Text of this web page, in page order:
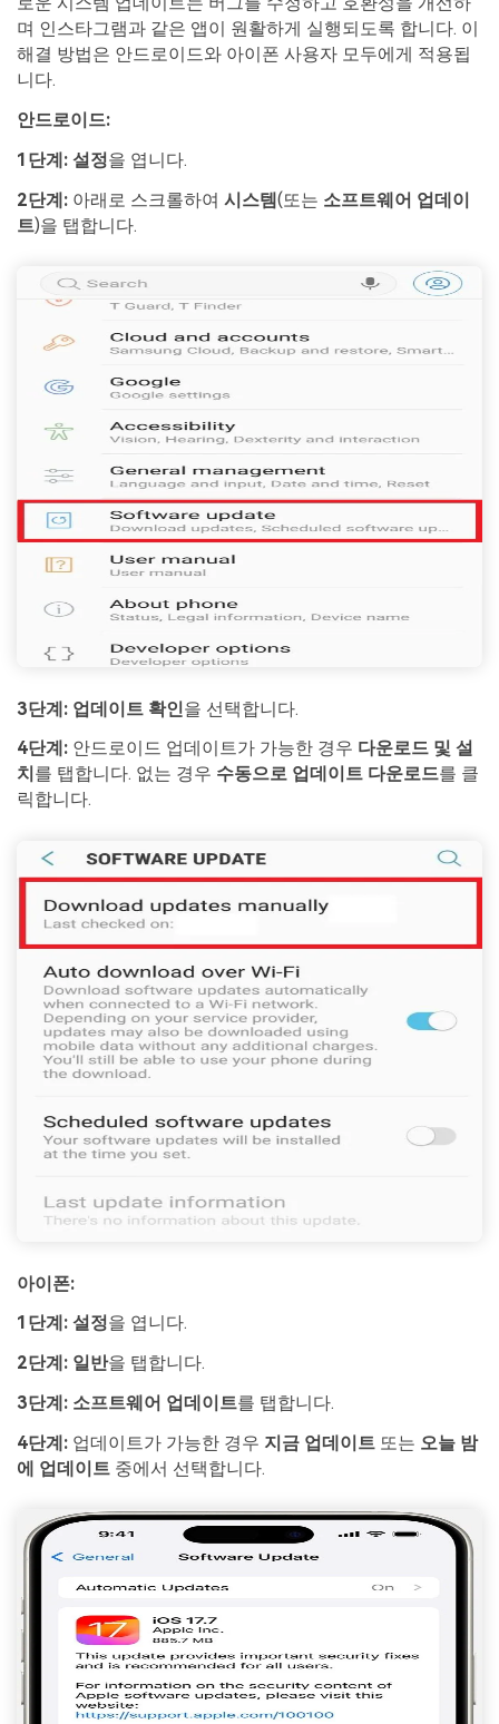
며 인스타그램과 같은 앱이 원활하게 실행되도록 합니다. 이
해결 방법은 안드로이드와 아이폰 사용자 모두에게 적용됩
니다.
안드로이드:
1단계: 설정을 엽니다.
2단계: 아래로 스크롤하여 시스템(또는 소프트웨어 업데이
트)을 탭합니다.
3단계: 업데이트 확인을 선택합니다.
4단계: 안드로이드 업데이트가 가능한 경우 다운로드 및 설
치 를 탭합니다. 없는 경우 수동으로 업데이트 다운로드를 클
릭합니다.
아이폰:
1단계: 설정을 엽니다.
2단계: 일반을 탭합니다.
3단계: 소프트웨어 업데이트를 탭합니다.
4단계: 업데이트가 가능한 경우 지금 업데이트 또는 오늘 밤
에 업데이트 중에서 선택합니다.